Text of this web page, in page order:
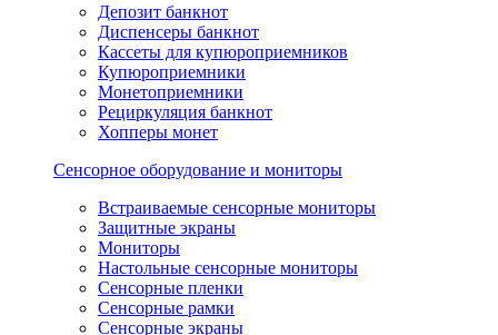
Депозит банкнот
Диспенсеры банкнот
Кассеты для купюроприемников
Купюроприемники
Монетоприемники
Рециркуляция банкнот
Хопперы монет
Сенсорное оборудование и мониторы
Встраиваемые сенсорные мониторы
Защитные экраны
Мониторы
Настольные сенсорные мониторы
Сенсорные пленки
Сенсорные рамки
Сенсорные экраны